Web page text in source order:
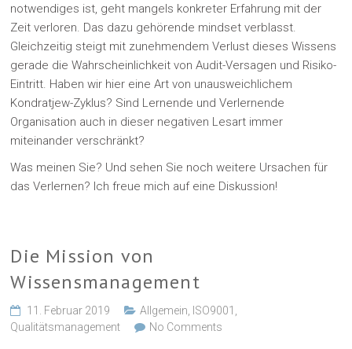
notwendiges ist, geht mangels konkreter Erfahrung mit der
Zeit verloren. Das dazu gehörende mindset verblasst.
Gleichzeitig steigt mit zunehmendem Verlust dieses Wissens
gerade die Wahrscheinlichkeit von Audit-Versagen und Risiko-
Eintritt. Haben wir hier eine Art von unausweichlichem
Kondratjew-Zyklus? Sind Lernende und Verlernende
Organisation auch in dieser negativen Lesart immer
miteinander verschränkt?
Was meinen Sie? Und sehen Sie noch weitere Ursachen für
das Verlernen? Ich freue mich auf eine Diskussion!
Die Mission von
Wissensmanagement
11. Februar 2019 Allgemein ISO9001
Qualitätsmanagement
No Comments